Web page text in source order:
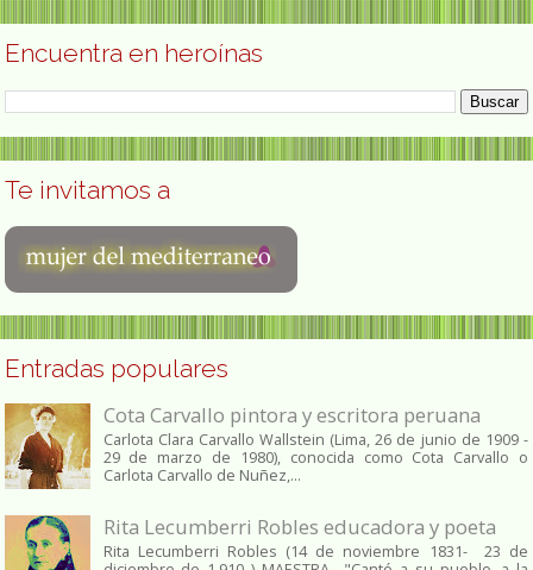
Encuentra en heroínas
Te invitamos a
Entradas populares
Cota Carvallo pintora y escritora peruana
Carlota Clara Carvallo Wallstein (Lima, 26 de junio de 1909 -
29 de marzo de 1980), conocida como Cota Carvallo o
Carlota Carvallo de Nuñez,...
Rita Lecumberri Robles educadora y poeta
Rita Lecumberri Robles (14 de noviembre 1831- 23 de